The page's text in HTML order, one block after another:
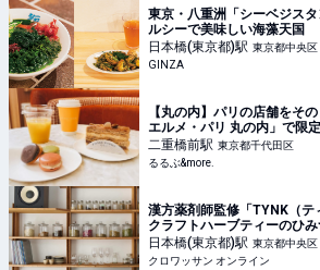
東京・八重洲「シーベジス
ルシーで美味しい海藻天国
日本橋(東京都)駅 東京都中央区
GINZA
【丸の内】パリの店舗をそ
エルメ・パリ 丸の内」で限
能｜るるぶ&more.
二重橋前駅 東京都千代田区
るるぶ&more.
漢方薬剤師監修「TYNK（テ
クラフトハーブティーのひ
オンライン
日本橋(東京都)駅 東京都中央区
クロワッサン オンライン